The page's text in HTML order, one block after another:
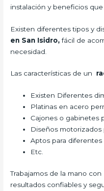
instalación y beneficios que
Existen diferentes tipos y
en San Isidro,fácil de
necesidad.
Las características de un
Existen Diferentes
Platinas en acero
Cajones o gabinetes
Diseños motorizados
Aptos para
Etc.
Trabajamos de la mano
resultados confiables y